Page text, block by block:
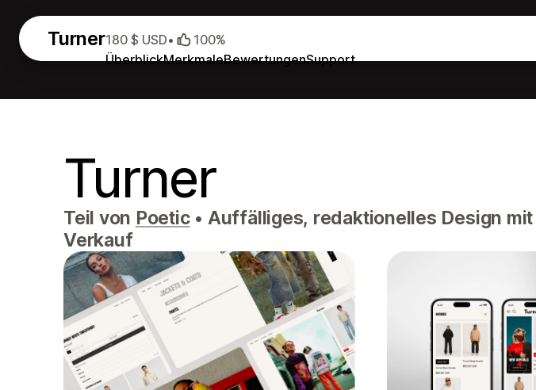
Turner
ÜberblickMerkmaleBewertungenSupport
180 $ USD• 100%
Turner
Teil von Poetic • Auffälliges, redaktionelles Design
Verkauf